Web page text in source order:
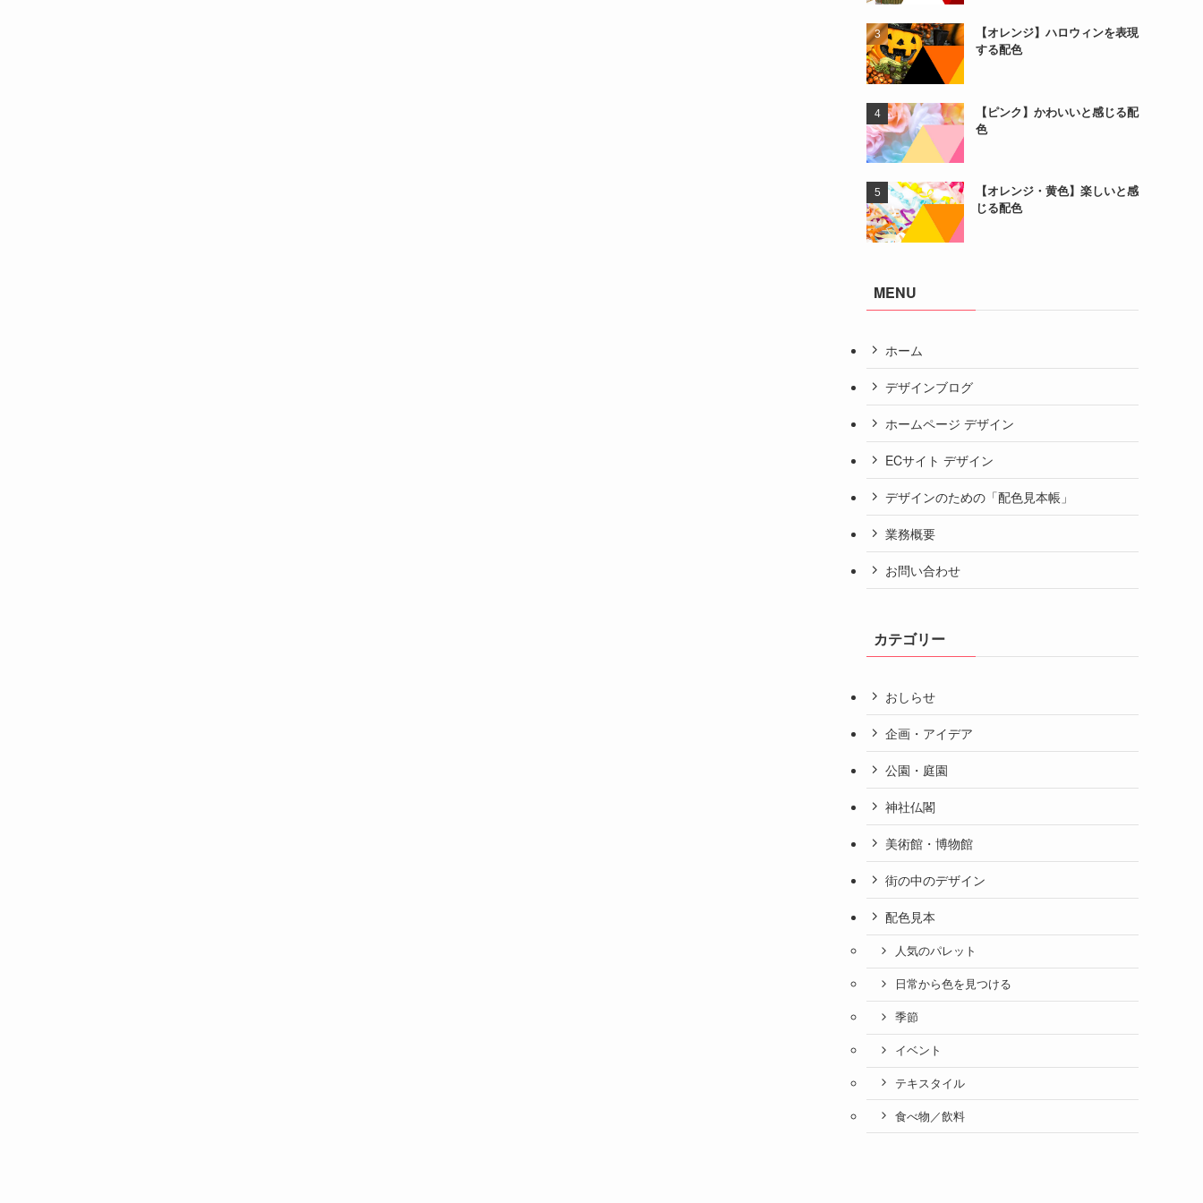
【オレンジ】ハロウィンを表現
する配色
【ピンク】かわいいと感じる配
色
【オレンジ・黄色】楽しいと感
じる配色
MENU
ホーム
デザインブログ
ホームページ デザイン
ECサイト デザイン
デザインのための「配色見本帳」
業務概要
お問い合わせ
カテゴリー
おしらせ
企画・アイデア
公園・庭園
神社仏閣
美術館・博物館
街の中のデザイン
配色見本
人気のパレット
日常から色を見つける
季節
イベント
テキスタイル
食べ物／飲料